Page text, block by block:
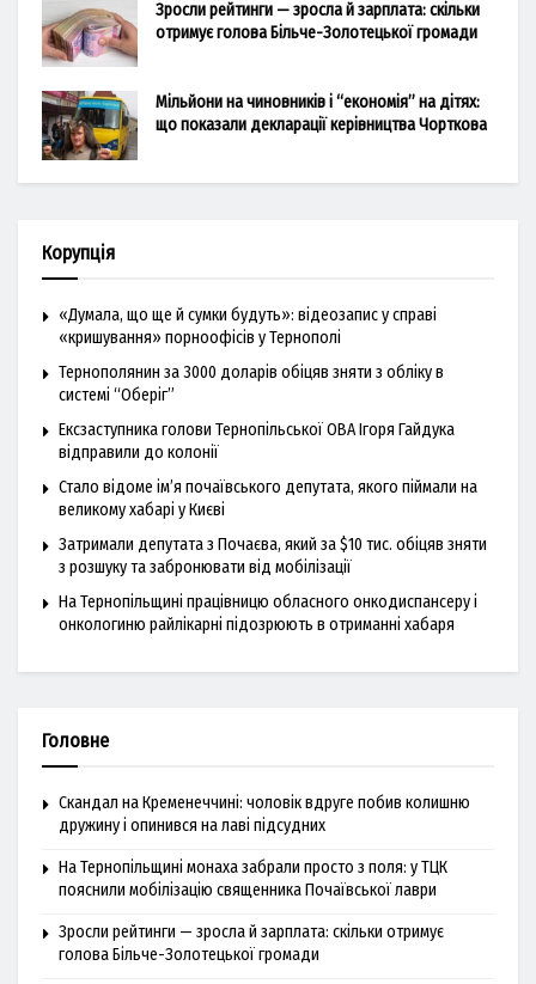
Зросли рейтинги — зросла й зарплата: скільки
отримує голова Більче-Золотецької громади
Мільйони на чиновників і “економія” на дітях:
що показали декларації керівництва Чорткова
Корупція
«Думала, що ще й сумки будуть»: відеозапис у справі
«кришування» порноофісів у Тернополі
Тернополянин за 3000 доларів обіцяв зняти з обліку в
системі “Оберіг”
Ексзаступника голови Тернопільської ОВА Ігоря Гайдука
відправили до колонії
Стало відоме ім’я почаївського депутата, якого піймали на
великому хабарі у Києві
Затримали депутата з Почаєва, який за $10 тис. обіцяв зняти
з розшуку та забронювати від мобілізації
На Тернопільщині працівницю обласного онкодиспансеру і
онкологиню райлікарні підозрюють в отриманні хабаря
Головне
Скандал на Кременеччині: чоловік вдруге побив колишню
дружину і опинився на лаві підсудних
На Тернопільщині монаха забрали просто з поля: у ТЦК
пояснили мобілізацію священника Почаївської лаври
Зросли рейтинги — зросла й зарплата: скільки отримує
голова Більче-Золотецької громади